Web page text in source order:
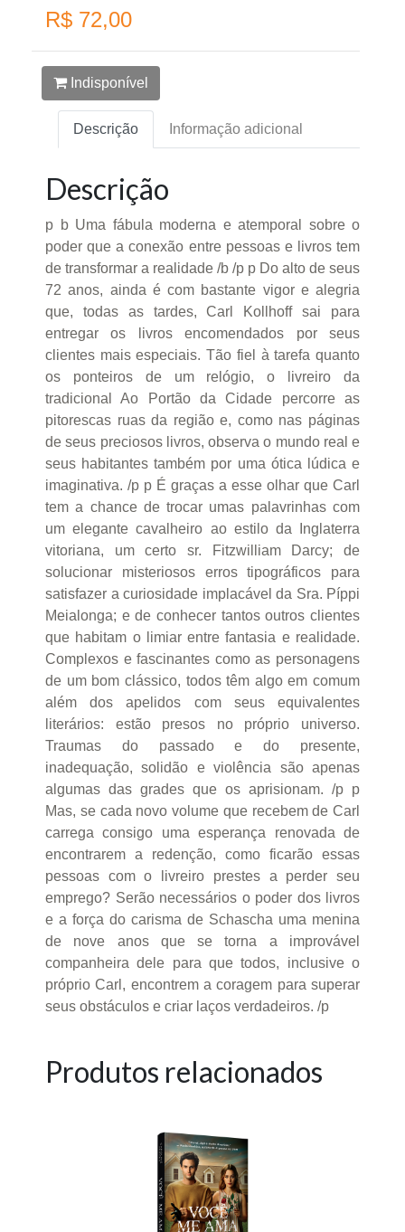
R$ 72,00
Indisponível
Descrição Informação adicional
Descrição
p b Uma fábula moderna e atemporal sobre o
poder que a conexão entre pessoas e livros tem
de transformar a realidade /b /p p Do alto de seus
72 anos, ainda é com bastante vigor e alegria
que, todas as tardes, Carl Kollhoff sai para
entregar os livros encomendados por seus
clientes mais especiais. Tão fiel à tarefa quanto
os ponteiros de um relógio, o livreiro da
tradicional Ao Portão da Cidade percorre as
pitorescas ruas da região e, como nas páginas
de seus preciosos livros, observa o mundo real e
seus habitantes também por uma ótica lúdica e
imaginativa. /p p É graças a esse olhar que Carl
tem a chance de trocar umas palavrinhas com
um elegante cavalheiro ao estilo da Inglaterra
vitoriana, um certo sr. Fitzwilliam Darcy; de
solucionar misteriosos erros tipográficos para
satisfazer a curiosidade implacável da Sra. Píppi
Meialonga; e de conhecer tantos outros clientes
que habitam o limiar entre fantasia e realidade.
Complexos e fascinantes como as personagens
de um bom clássico, todos têm algo em comum
além dos apelidos com seus equivalentes
literários: estão presos no próprio universo.
Traumas do passado e do presente,
inadequação, solidão e violência são apenas
algumas das grades que os aprisionam. /p p
Mas, se cada novo volume que recebem de Carl
carrega consigo uma esperança renovada de
encontrarem a redenção, como ficarão essas
pessoas com o livreiro prestes a perder seu
emprego? Serão necessários o poder dos livros
e a força do carisma de Schascha uma menina
de nove anos que se torna a improvável
companheira dele para que todos, inclusive o
próprio Carl, encontrem a coragem para superar
seus obstáculos e criar laços verdadeiros. /p
Produtos relacionados